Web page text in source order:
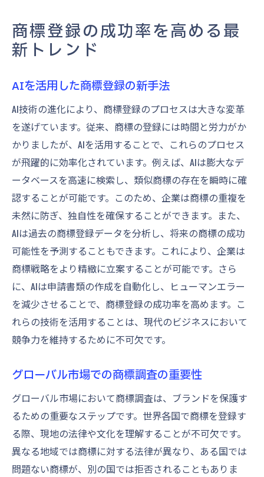
商標登録の成功率を高める最
新トレンド
AIを活用した商標登録の新手法
AI技術の進化により、商標登録のプロセスは大きな変革
を遂げています。従来、商標の登録には時間と労力がか
かりましたが、AIを活用することで、これらのプロセス
が飛躍的に効率化されています。例えば、AIは膨大なデ
ータベースを高速に検索し、類似商標の存在を瞬時に確
認することが可能です。このため、企業は商標の重複を
未然に防ぎ、独自性を確保することができます。また、
AIは過去の商標登録データを分析し、将来の商標の成功
可能性を予測することもできます。これにより、企業は
商標戦略をより精緻に立案することが可能です。さら
に、AIは申請書類の作成を自動化し、ヒューマンエラー
を減少させることで、商標登録の成功率を高めます。こ
れらの技術を活用することは、現代のビジネスにおいて
競争力を維持するために不可欠です。
グローバル市場での商標調査の重要性
グローバル市場において商標調査は、ブランドを保護す
るための重要なステップです。世界各国で商標を登録す
る際、現地の法律や文化を理解することが不可欠です。
異なる地域では商標に対する法律が異なり、ある国では
問題ない商標が、別の国では拒否されることもありま